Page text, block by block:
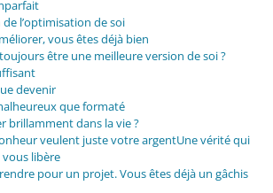
de l’optimisation de soi
vous êtes déjà bien
être une meilleure version de soi ?
devenir
que formaté
brillamment dans la vie ?
veulent juste votre argentUne vérité qui
libère
pour un projet. Vous êtes déjà un gâchis